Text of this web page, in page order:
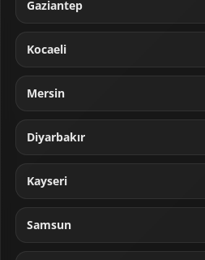
Gaziantep
Kocaeli
Mersin
Diyarbakır
Kayseri
Samsun